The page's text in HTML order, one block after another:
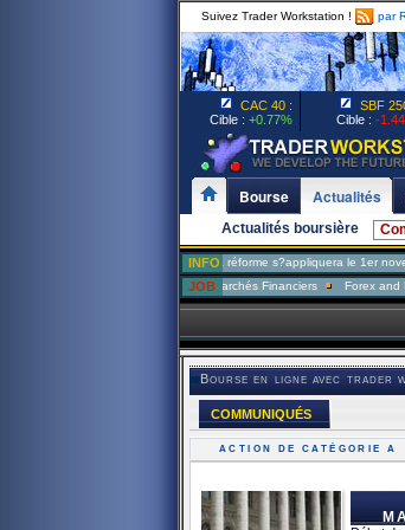
Suivez Trader Workstation ! par
CAC 40 :
Cible : +0.77%
SBF
Cible : -
Bourse Actualités
Actualités boursière
INFO
Assurance-chômage: la réforme s?appliquera le 1er novembre
JOB
Analyste Risque Marchés Financiers Forex and Fixed
Bourse en ligne avec trader
COMMUNIQUÉS
ACTION DE CATÉGORIE A